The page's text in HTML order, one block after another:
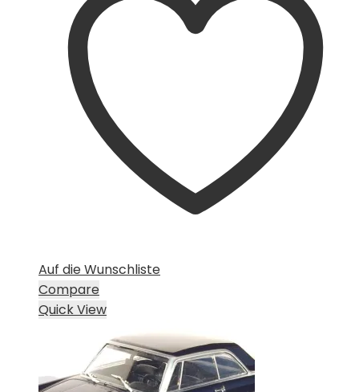
Auf die Wunschliste
Compare
Quick View